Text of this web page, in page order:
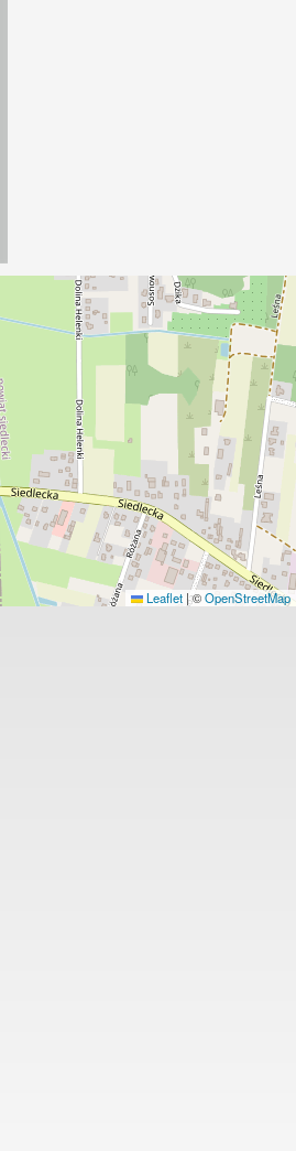
Leaflet |©OpenStreetMap